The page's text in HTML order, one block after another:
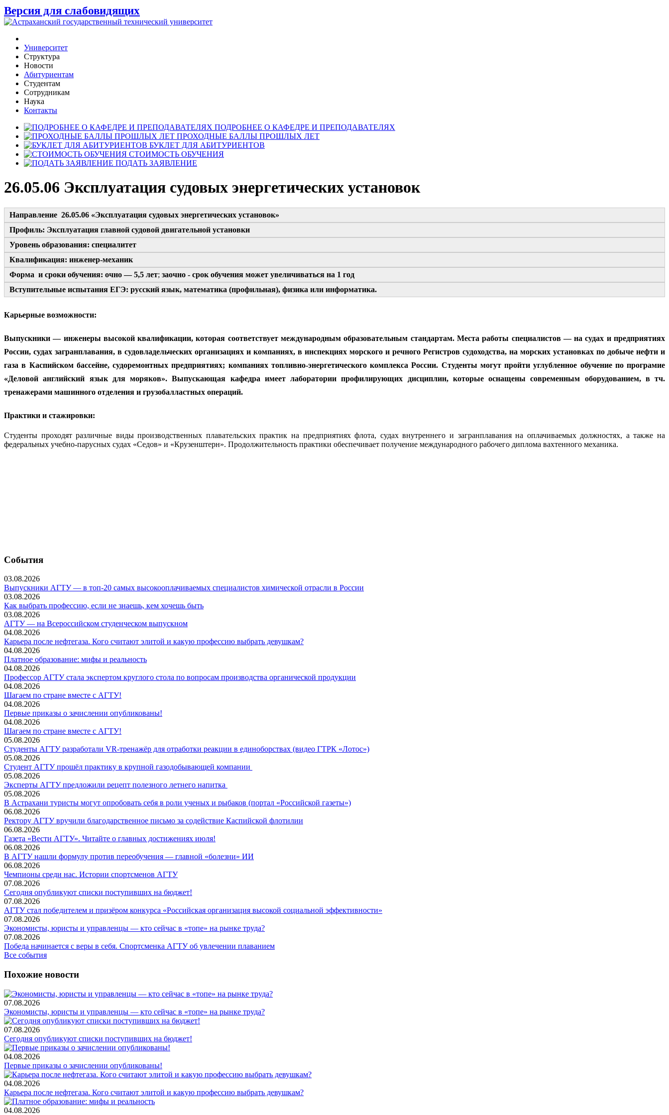
Версия для слабовидящих
Университет
Структура
Новости
Абитуриентам
Студентам
Сотрудникам
Наука
Контакты
ПОДРОБНЕЕ О КАФЕДРЕ И ПРЕПОДАВАТЕЛЯХ
ПРОХОДНЫЕ БАЛЛЫ ПРОШЛЫХ ЛЕТ
БУКЛЕТ ДЛЯ АБИТУРИЕНТОВ
СТОИМОСТЬ ОБУЧЕНИЯ
ПОДАТЬ ЗАЯВЛЕНИЕ
26.05.06 Эксплуатация судовых энергетических установок
Направление 26.05.06 «Эксплуатация судовых энергетических установок»
Профиль: Эксплуатация главной судовой двигательной установки
Уровень образования: специалитет
Квалификация: инженер-механик
Форма и сроки обучения: очно — 5,5 лет; заочно - срок обучения может увеличиваться на 1 год
Вступительные испытания ЕГЭ: русский язык, математика (профильная), физика или информатика.
Карьерные возможности:
Выпускники — инженеры высокой квалификации, которая соответствует международным образовательным стандартам. Места работы специалистов — на судах и предприятиях
России, судах загранплавания, в судовладельческих организациях и компаниях, в инспекциях морского и речного Регистров судоходства, на морских установках по добыче нефти и
газа в Каспийском бассейне, судоремонтных предприятиях; компаниях топливно-энергетического комплекса России. Студенты могут пройти углубленное обучение по програмие
«Деловой английский язык для моряков». Выпускающая кафедра имеет лаборатории профилирующих дисциплин, которые оснащены современным оборудованием, в тч.
тренажерами машинного отделения и грузобалластных операций.
Практики и стажировки:
Студенты проходят различные виды производственных плавательских практик на предприятиях флота, судах внутреннего и загранплавания на оплачиваемых должностях, а также на
федеральных учебно-парусных судах «Седов» и «Крузенштерн». Продолжительность практики обеспечивает получение международного рабочего диплома вахтенного механика.
События
03.08.2026
Выпускники АГТУ — в топ-20 самых высокооплачиваемых специалистов химической отрасли в России
03.08.2026
Как выбрать профессию, если не знаешь, кем хочешь быть
03.08.2026
АГТУ — на Всероссийском студенческом выпускном
04.08.2026
Карьера после нефтегаза. Кого считают элитой и какую профессию выбрать девушкам?
04.08.2026
Платное образование: мифы и реальность
04.08.2026
Профессор АГТУ стала экспертом круглого стола по вопросам производства органической продукции
04.08.2026
Шагаем по стране вместе с АГТУ!
04.08.2026
Первые приказы о зачислении опубликованы!
04.08.2026
Шагаем по стране вместе с АГТУ!
05.08.2026
Студенты АГТУ разработали VR-тренажёр для отработки реакции в единоборствах (видео ГТРК «Лотос»)
05.08.2026
Студент АГТУ прошёл практику в крупной газодобывающей компании
05.08.2026
Эксперты АГТУ предложили рецепт полезного летнего напитка
05.08.2026
В Астрахани туристы могут опробовать себя в роли ученых и рыбаков (портал «Российской газеты»)
06.08.2026
Ректору АГТУ вручили благодарственное письмо за содействие Каспийской флотилии
06.08.2026
Газета «Вести АГТУ». Читайте о главных достижениях июля!
06.08.2026
В АГТУ нашли формулу против переобучения — главной «болезни» ИИ
06.08.2026
Чемпионы среди нас. Истории спортсменов АГТУ
07.08.2026
Сегодня опубликуют списки поступивших на бюджет!
07.08.2026
АГТУ стал победителем и призёром конкурса «Российская организация высокой социальной эффективности»
07.08.2026
Экономисты, юристы и управленцы — кто сейчас в «топе» на рынке труда?
07.08.2026
Победа начинается с веры в себя. Спортсменка АГТУ об увлечении плаванием
Все события
Похожие новости
07.08.2026
Экономисты, юристы и управленцы — кто сейчас в «топе» на рынке труда?
07.08.2026
Сегодня опубликуют списки поступивших на бюджет!
04.08.2026
Первые приказы о зачислении опубликованы!
04.08.2026
Карьера после нефтегаза. Кого считают элитой и какую профессию выбрать девушкам?
04.08.2026